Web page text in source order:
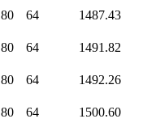
80 64
1487.43
80 64
1491.82
80 64
1492.26
80 64
1500.60